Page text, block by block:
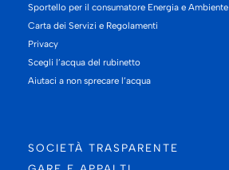
Sportello per il consumatore Energia e Ambiente
Carta dei Servizi e Regolamenti
Privacy
Scegli l’acqua del rubinetto
Aiutaci a non sprecare l’acqua
SOCIETÀ TRASPARENTE